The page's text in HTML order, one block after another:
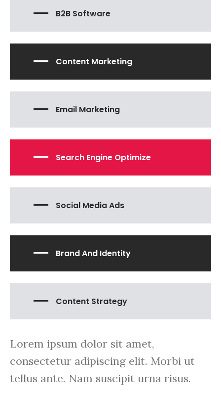
B2B Software
Content Marketing
Email Marketing
Search Engine Optimize
Social Media Ads
Brand And Identity
Content Strategy
Lorem ipsum dolor sit amet,
consectetur adipiscing elit. Morbi ut
tellus ante. Nam suscipit urna risus.